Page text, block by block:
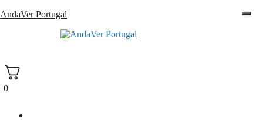
Saltar
AndaVer Portugal
0